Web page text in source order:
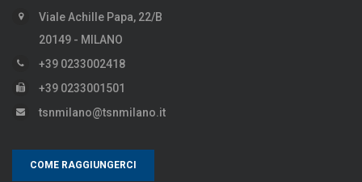
Viale Achille Papa, 22/B
20149 - MILANO
+39 0233002418
+39 0233001501
tsnmilano@tsnmilano.it
COME RAGGIUNGERCI